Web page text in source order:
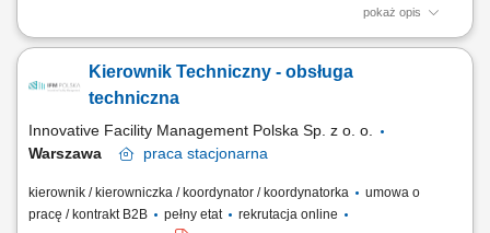
pokaż opis
Opis stanowiska Przygotowywanie i koordynacja procesu budowy we
podwykonawców w zakresie jakości, terminowości i przepisów BHP;
Wsparcie w organizacji przetargów, tworzeniu harmonogramów oraz
Kierownik Techniczny - obsługa
techniczna
Innovative Facility Management Polska Sp. z o. o.
Warszawa
praca stacjonarna
kierownik / kierowniczka / koordynator / koordynatorka
umowa o
pracę / kontrakt B2B
pełny etat
rekrutacja online